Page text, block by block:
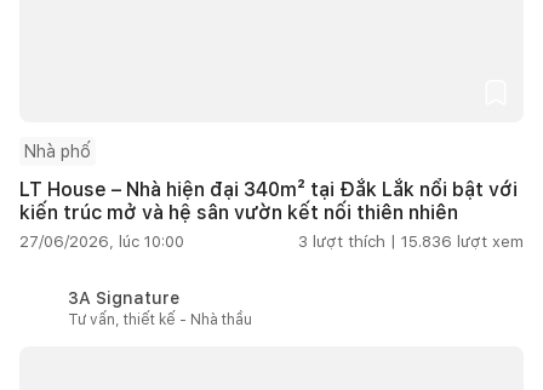
Nhà phố
LT House – Nhà hiện đại 340m² tại Đắk Lắk nổi bật với
kiến trúc mở và hệ sân vườn kết nối thiên nhiên
27/06/2026, lúc 10:00 3 lượt thích | 15.836 lượt xem
3A Signature
Tư vấn, thiết kế - Nhà thầu